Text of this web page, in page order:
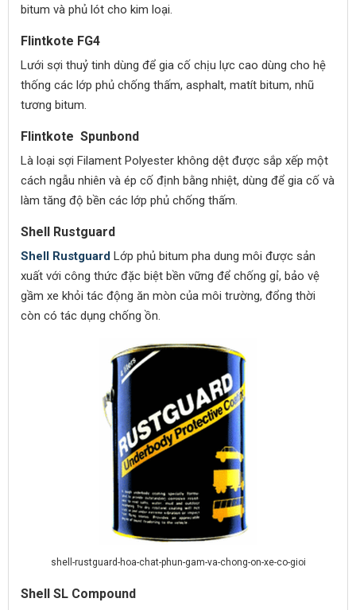
bitum và phủ lót cho kim loại.
Flintkote FG4
Lưới sợi thuỷ tinh dùng để gia cố chịu lực cao dùng cho hệ
thống các lớp phủ chống thấm, asphalt, matít bitum, nhũ
tương bitum.
Flintkote Spunbond
Là loại sợi Filament Polyester không dệt được sắp xếp một
cách ngẫu nhiên và ép cố định bằng nhiệt, dùng để gia cố và
làm tăng độ bền các lớp phủ chống thấm.
Shell Rustguard
Shell Rustguard Lớp phủ bitum pha dung môi được sản
xuất với công thức đặc biệt bền vững để chống gỉ, bảo vệ
gầm xe khỏi tác động ăn mòn của môi trường, đổng thời
còn có tác dụng chống ồn.
shell-rustguard-hoa-chat-phun-gam-va-chong-on-xe-co-gioi
Shell SL Compound